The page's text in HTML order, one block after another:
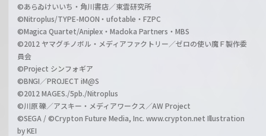
©あらゐけいいち・角川書店／東雲研究所
©Nitroplus/TYPE-MOON・ufotable・FZPC
©Magica Quartet/Aniplex・Madoka Partners・MBS
©2012 ヤマグチノボル・メディアファクトリー／ゼロの使い魔Ｆ製作委
員会
©Project シンフォギア
©BNGI／PROJECT iM@S
©2012 MAGES./5pb./Nitroplus
©川原 礫／アスキー・メディアワークス／AW Project
©SEGA / ©Crypton Future Media, Inc. www.crypton.net Illustration
by KEI